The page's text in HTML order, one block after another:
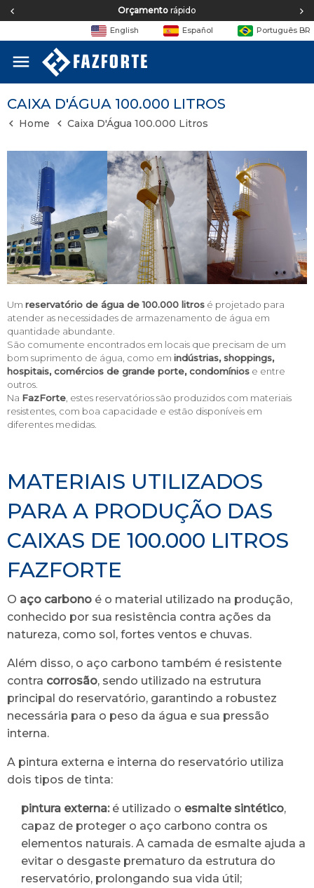
Equipe deengenharia
English Español Português BR
menu
CAIXA D'ÁGUA 100.000 LITROS
Home Caixa D'Água 100.000 Litros
Um reservatório de água de 100.000 litros é projetado para
atender as necessidades de armazenamento de água em
quantidade abundante.
São comumente encontrados em locais que precisam de um
bom suprimento de água, como em indústrias, shoppings,
hospitais, comércios de grande porte, condomínios e entre
outros.
Na FazForte , estes reservatórios são produzidos com materiais
resistentes, com boa capacidade e estão disponíveis em
diferentes medidas.
MATERIAIS UTILIZADOS
PARA A PRODUÇÃO DAS
CAIXAS DE 100.000 LITROS
FAZFORTE
O aço carbono é o material utilizado na produção,
conhecido por sua resistência contra ações da
natureza, como sol, fortes ventos e chuvas.
Além disso, o aço carbono também é resistente
contra corrosão, sendo utilizado na estrutura
principal do reservatório, garantindo a robustez
necessária para o peso da água e sua pressão
interna.
A pintura externa e interna do reservatório utiliza
dois tipos de tinta:
pintura externa:é utilizado o esmalte sintético,
capaz de proteger o aço carbono contra os
elementos naturais. A camada de esmalte ajuda a
evitar o desgaste prematuro da estrutura do
reservatório, prolongando sua vida útil;